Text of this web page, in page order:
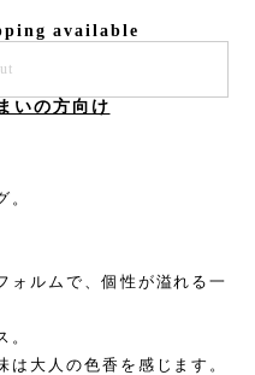
available
いの方向け
。
ォルムで、個性が溢れる一
。
大人の色香を感じます。